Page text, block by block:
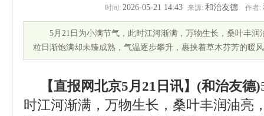
时间: 2026-05-21 14:43 来源: 和治友德 作者:
5月21日为小满节气，此时江河渐满，万物生长，桑叶丰
粒日渐饱满却未臻成熟，气温逐步攀升，裹挟着草木芬芳的暖
【直报网北京5月21日讯】(和治友德)
时江河渐满，万物生长，桑叶丰润油亮